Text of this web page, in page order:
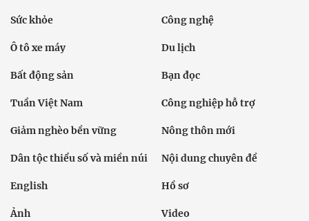
Sức khỏe Công nghệ
Ô tô xe máy Du lịch
Bất động sản Bạn đọc
Tuần Việt Nam Công nghiệp hỗ trợ
Giảm nghèo bền vững Nông thôn mới
Dân tộc thiểu số và miền núi Nội dung chuyên đề
English Hồ sơ
Ảnh Video